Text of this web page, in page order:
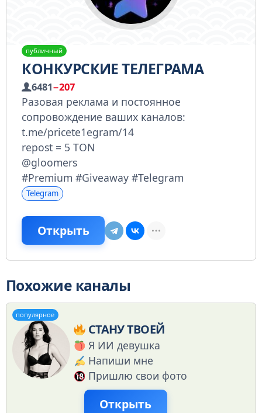
публичный
КОНКУРСКИЕ ТЕЛЕГРАМА
6481−207
Разовая реклама и постоянное
сопровождение ваших каналов:
t.me/pricete1egram/14
repost = 5 TON
@gloomers
#Premium #Giveaway #Telegram
Telegram
Открыть
Похожие каналы
популярное
СТАНУ ТВОЕЙ
Я ИИ девушка
Напиши мне
Пришлю свои фото
Открыть